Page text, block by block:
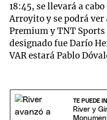
18:45, se llevará a
Arroyito y se podrá ver
Premium y TNT
designado fue Darío
VAR estará Pablo
TE PUEDE
River y